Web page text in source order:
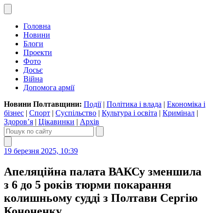
Головна
Новини
Блоги
Проекти
Фото
Досьє
Війна
Допомога армії
Новини Полтавщини: Події| Політика і влада | Економіка і
бізнес | Спорт | Суспільство | Культура і освіта | Кримінал |
Здоров’я | Цікавинки | Архів
19 березня 2025, 10:39
Апеляційна палата ВАКСу зменшила
з 6 до 5 років тюрми покарання
колишньому судді з Полтави Сергію